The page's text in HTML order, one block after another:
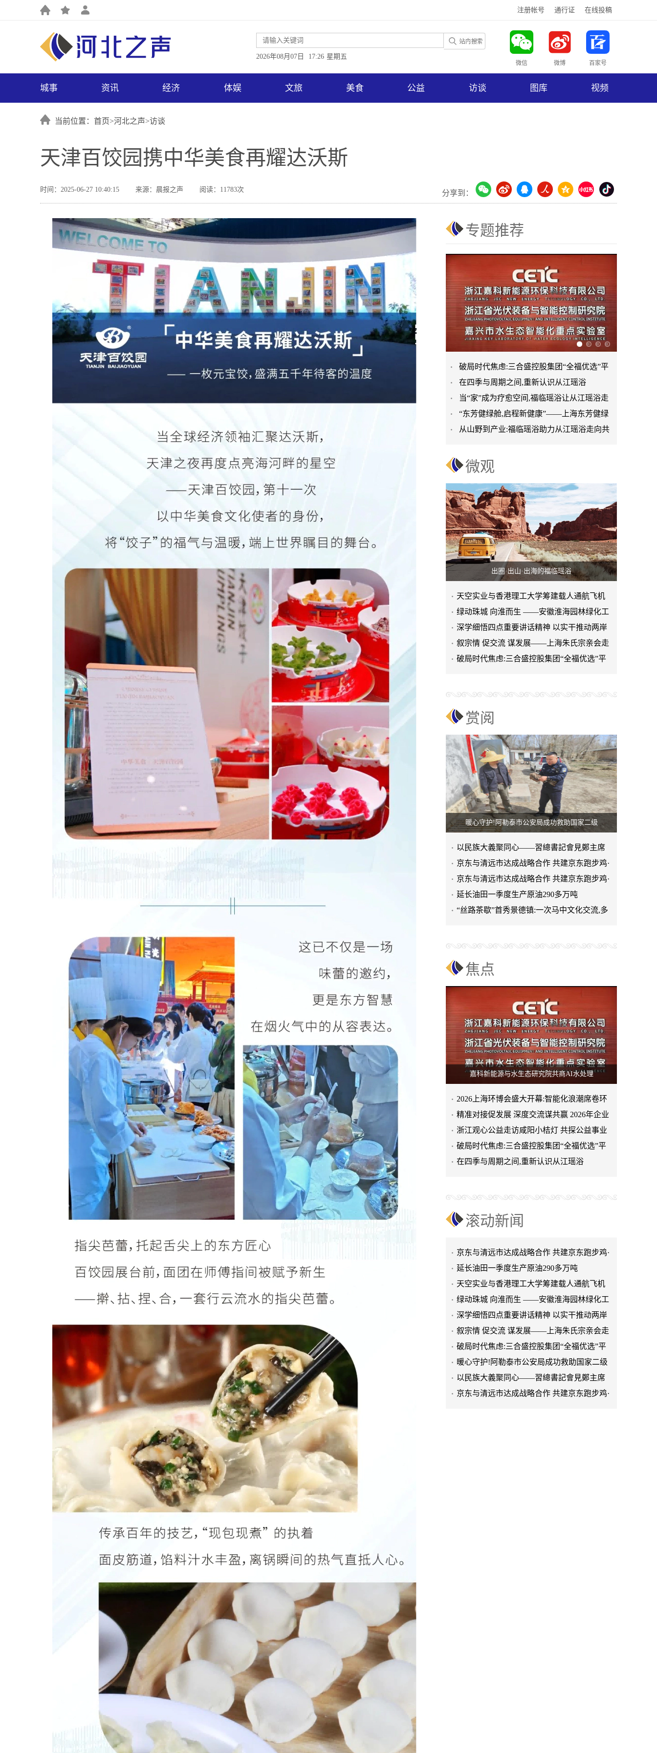
注册帐号 通行证 在线投稿
微信 微博 百家号
2026年08月07日 17:26 星期五
城事 资讯 经济 体娱 文旅 美食 公益 访谈 图库 视频
当前位置：首页>河北之声>访谈
天津百饺园携中华美食再耀达沃斯
时间：2025-06-27 10:40:15 来源：晨报之声 阅读：11783次 分享到：
专题推荐
破局时代焦虑:三合盛控股集团“全福优选”平
台正式启航
在四季与周期之间,重新认识从江瑶浴
当“家”成为疗愈空间,福临瑶浴让从江瑶浴走
进日常生活
“东芳健绿舱,启程新健康”——上海东芳健绿
AI智能养身舱品牌发
从山野到产业:福临瑶浴助力从江瑶浴走向共
微观
出圈·出山·出海的福临瑶浴
天空实业与香港理工大学筹建载人通航飞机
研究院
绿动珠城 向淮而生 ——安徽淮海园林绿化工
程有限公司发展纪实
深学细悟四点重要讲话精神 以实干推动两岸
融合发展
叙宗情 促交流 谋发展——上海朱氏宗亲会走
进上海晨烨家具有限公
破局时代焦虑:三合盛控股集团“全福优选”平
赏阅
暖心守护!阿勒泰市公安局成功救助国家二级
以民族大義聚同心——習總書記會見鄭主席
提出兩岸關系四點重要意
京东与清远市达成战略合作 共建京东跑步鸡·
清远鸡标准体系
京东与清远市达成战略合作 共建京东跑步鸡·
清远鸡标准体系
延长油田一季度生产原油290多万吨
“丝路茶歇”首秀景德镇:一次马中文化交流,多
焦点
嘉科新能源与水生态研究院共商AI水处理
2026上海环博会盛大开幕:智能化浪潮席卷环
保产业
精准对接促发展 深度交流谋共赢 2026年企业
投融资交流活动第二
浙江观心公益走访咸阳小桔灯 共探公益事业
可持续发展新路径
破局时代焦虑:三合盛控股集团“全福优选”平
台正式启航
在四季与周期之间,重新认识从江瑶浴
滚动新闻
保护动物黑鸢
以民族大義聚同心——習總書記會見鄭主席
提出兩岸關系四點重要意見
京东与清远市达成战略合作 共建京东跑步鸡·
清远鸡标准体系
延长油田一季度生产原油290多万吨
天空实业与香港理工大学筹建载人通航飞机
研究院
绿动珠城 向淮而生 ——安徽淮海园林绿化工
程有限公司发展纪实
深学细悟四点重要讲话精神 以实干推动两岸
融合发展
叙宗情 促交流 谋发展——上海朱氏宗亲会走
进上海晨烨家具有限公司
破局时代焦虑:三合盛控股集团“全福优选”平
台正式启航
暖心守护!阿勒泰市公安局成功救助国家二级
保护动物黑鸢
以民族大義聚同心——習總書記會見鄭主席
提出兩岸關系四點重要意見
京东与清远市达成战略合作 共建京东跑步鸡·
清远鸡标准体系
京东与清远市达成战略合作 共建京东跑步鸡·